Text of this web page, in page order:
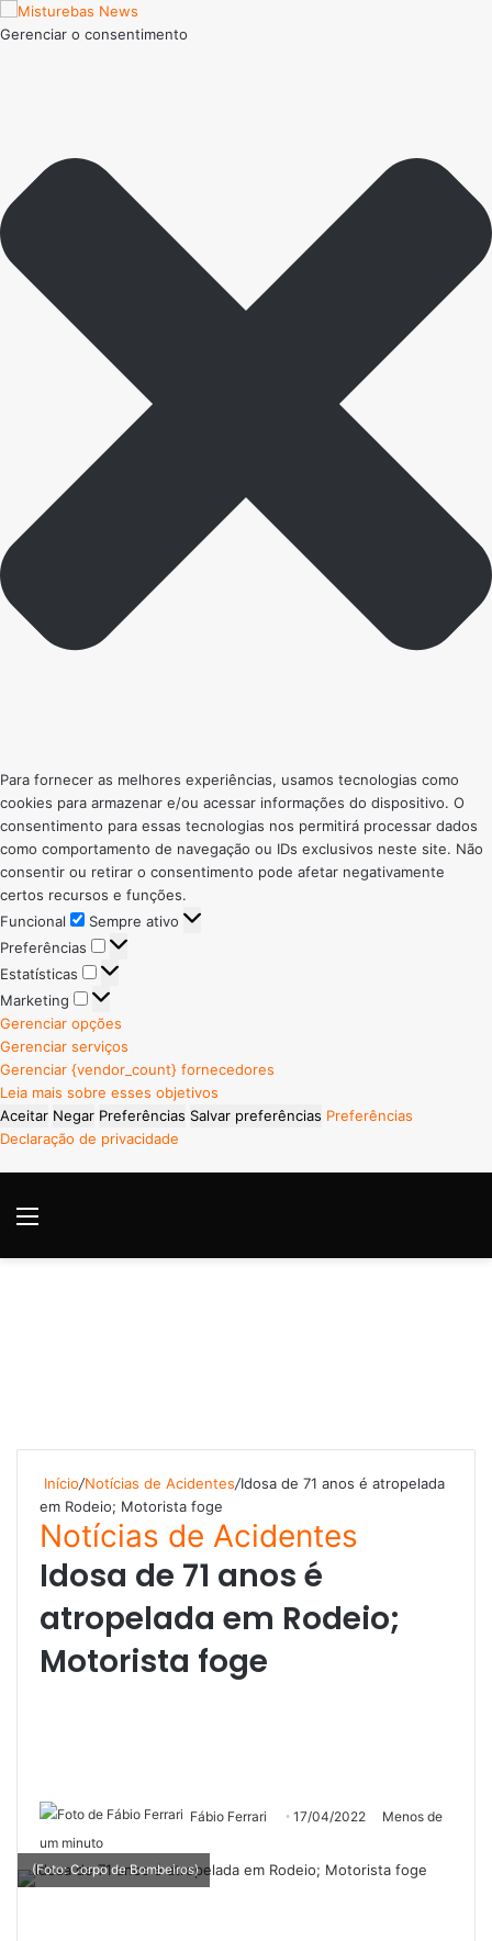
Gerenciar o consentimento
Para fornecer as melhores experiências, usamos tecnologias como
cookies para armazenar e/ou acessar informações do dispositivo. O
consentimento para essas tecnologias nos permitirá processar dados
como comportamento de navegação ou IDs exclusivos neste site. Não
consentir ou retirar o consentimento pode afetar negativamente
certos recursos e funções.
Funcional
Funcional
Sempre ativo
Preferências
Preferências
Estatísticas
Estatísticas
Marketing
Marketing
Gerenciar opções
Gerenciar serviços
Gerenciar {vendor_count} fornecedores
Leia mais sobre esses objetivos
Aceitar Negar Preferências Salvar preferências Preferências
Declaração de privacidade
Início/Notícias de Acidentes/Idosa de 71 anos é atropelada
em Rodeio; Motorista foge
Notícias de Acidentes
Idosa de 71 anos é
atropelada em Rodeio;
Motorista foge
Fábio Ferrari 17/04/2022
Menos de
um minuto
(Foto: Corpo de Bombeiros)